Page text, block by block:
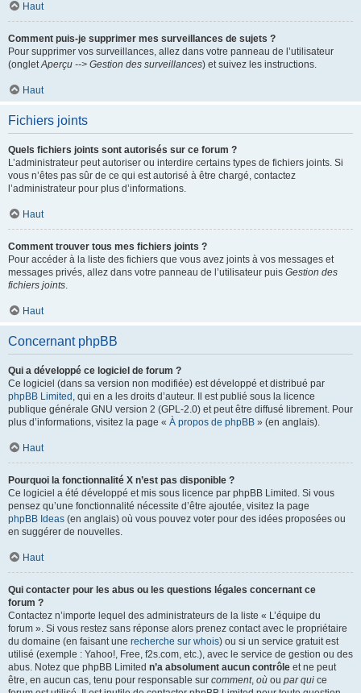
Haut
Comment puis-je supprimer mes surveillances de sujets ?
Pour supprimer vos surveillances, allez dans votre panneau de l’utilisateur
(ongletAperçu --> Gestion des surveillances) et suivez les instructions.
Haut
Fichiers joints
Quels fichiers joints sont autorisés sur ce forum ?
L’administrateur peut autoriser ou interdire certains types de fichiers joints. Si
vous n’êtes pas sûr de ce qui est autorisé à être chargé, contactez
l’administrateur pour plus d’informations.
Haut
Comment trouver tous mes fichiers joints ?
Pour accéder à la liste des fichiers que vous avez joints à vos messages et
messages privés, allez dans votre panneau de l’utilisateur puis Gestion des
fichiers joints.
Haut
Concernant phpBB
Qui a développé ce logiciel de forum ?
Ce logiciel (dans sa version non modifiée) est développé et distribué par
phpBB Limited , qui en a les droits d’auteur. Il est publié sous la licence
publique générale GNU version 2 (GPL-2.0) et peut être diffusé librement. Pour
plus d’informations, visitez la page « À propos de phpBB » (en anglais).
Haut
Pourquoi la fonctionnalité X n’est pas disponible ?
Ce logiciel a été développé et mis sous licence par phpBB Limited. Si vous
pensez qu’une fonctionnalité nécessite d’être ajoutée, visitez la page
phpBB Ideas (en anglais) où vous pouvez voter pour des idées proposées ou
en suggérer de nouvelles.
Haut
Qui contacter pour les abus ou les questions légales concernant ce
forum ?
Contactez n’importe lequel des administrateurs de la liste « L’équipe du
forum ». Si vous restez sans réponse alors prenez contact avec le propriétaire
du domaine (en faisant une recherche sur whois) ou si un service gratuit est
utilisé (exemple : Yahoo!, Free, f2s.com, etc.), avec le service de gestion ou des
abus. Notez que phpBB Limited n’a absolument aucun contrôle et ne peut
être, en aucun cas, tenu pour responsable sur comment, où ou par qui ce